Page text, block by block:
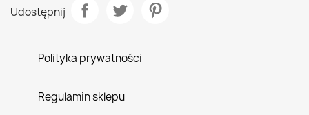
Udostępnij
Polityka prywatności
Regulamin sklepu